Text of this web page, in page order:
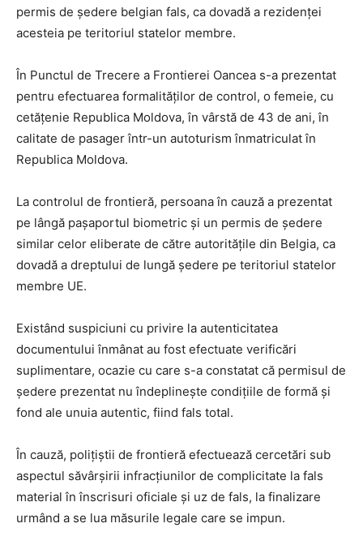
permis de ședere belgian fals, ca dovadă a rezidenței
acesteia pe teritoriul statelor membre.
În Punctul de Trecere a Frontierei Oancea s-a prezentat
pentru efectuarea formalităţilor de control, o femeie, cu
cetățenie Republica Moldova, în vârstă de 43 de ani, în
calitate de pasager într-un autoturism înmatriculat în
Republica Moldova.
La controlul de frontieră, persoana în cauză a prezentat
pe lângă pașaportul biometric şi un permis de ședere
similar celor eliberate de către autoritățile din Belgia, ca
dovadă a dreptului de lungă ședere pe teritoriul statelor
membre UE.
Existând suspiciuni cu privire la autenticitatea
documentului înmânat au fost efectuate verificări
suplimentare, ocazie cu care s-a constatat că permisul de
ședere prezentat nu îndeplinește condiţiile de formă şi
fond ale unuia autentic, fiind fals total.
În cauză, polițiștii de frontieră efectuează cercetări sub
aspectul săvârşirii infracţiunilor de complicitate la fals
material în înscrisuri oficiale și uz de fals, la finalizare
urmând a se lua măsurile legale care se impun.